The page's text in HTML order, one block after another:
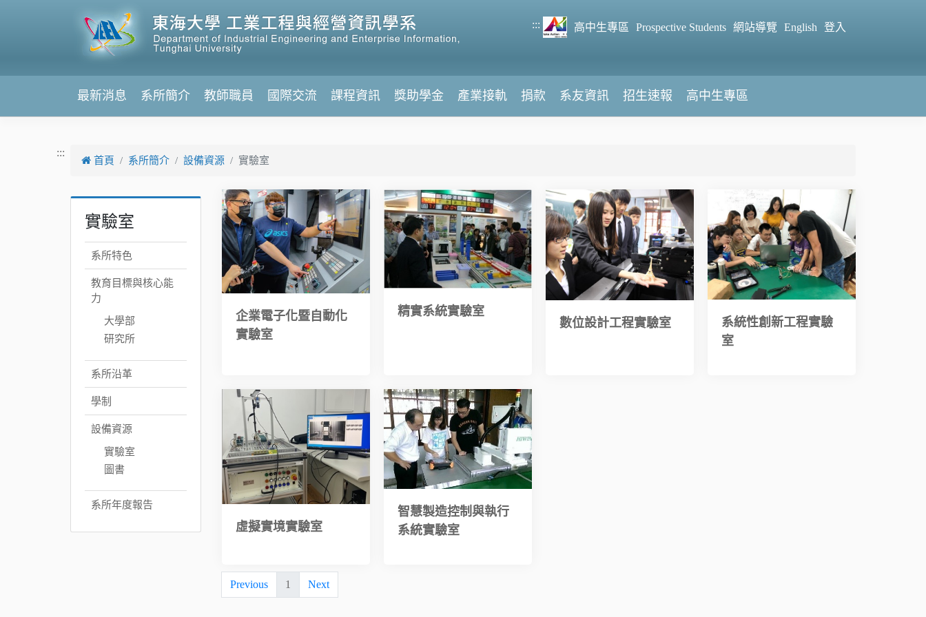
:::
高中生專區 Prospective Students 網站導覽 English 登入
最新消息 系所簡介 教師職員 國際交流 課程資訊 獎助學金 產業接軌 捐款 系友資訊 招生速報 高中生專區
:::
首頁 系所簡介 設備資源 實驗室
實驗室
系所特色
教育目標與核心能
力
大學部
研究所
系所沿革
學制
設備資源
實驗室
圖書
系所年度報告
企業電子化暨自動化
實驗室
精實系統實驗室
數位設計工程實驗室
系統性創新工程實驗
室
虛擬實境實驗室
智慧製造控制與執行
系統實驗室
Previous 1 Next